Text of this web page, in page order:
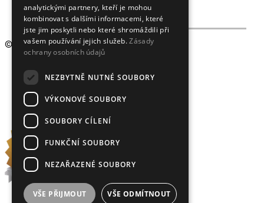
© 2009 - 2026Crystalex CZ, s.r.o.
analytickými partnery, kteří je mohou
kombinovat s dalšími informacemi, které
jste jim poskytli nebo které shromáždili při
vašem používání jejich služeb.Zásady
ochrany osobních údajů
NEZBYTNĚ NUTNÉ SOUBORY
VÝKONOVÉ SOUBORY
SOUBORY CÍLENÍ
FUNKČNÍ SOUBORY
NEZAŘAZENÉ SOUBORY
VŠE PŘIJMOUT VŠE ODMÍTNOUT